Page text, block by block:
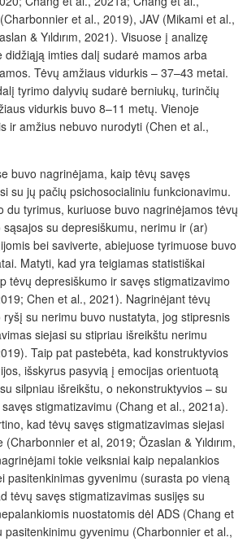
et al., 2019), JAV (Mikami et al.,
& Yıldırım, 2021). Visuose į analizę
didžiąją imties dalį sudarė mamos arba
Tėvų amžiaus vidurkis – 37–43 metai.
tyrimo dalyvių sudarė berniukų, turinčių
vidurkis buvo 8–11 metų. Vienoje
ir amžius nebuvo nurodyti (Chen et al.,
buvo nagrinėjama, kaip tėvų savęs
su jų pačių psichosocialiniu funkcionavimu.
du tyrimus, kuriuose buvo nagrinėjamos tėvų
su depresiškumu, nerimu ir (ar)
bei saviverte, abiejuose tyrimuose buvo
Matyti, kad yra teigiamas statistiškai
tėvų depresiškumo ir savęs stigmatizavimo
Chen et al., 2021). Nagrinėjant tėvų
su nerimu buvo nustatyta, jog stipresnis
siejasi su stipriau išreikštu nerimu
Taip pat pastebėta, kad konstruktyvios
išskyrus pasyvią į emocijas orientuotą
silpniau išreikštu, o nekonstruktyvios – su
stigmatizavimu (Chang et al., 2021a).
kad tėvų savęs stigmatizavimas siejasi
(Charbonnier et al, 2019; Özaslan & Yıldırım,
tokie veiksniai kaip nepalankios
pasitenkinimas gyvenimu (surasta po vieną
tėvų savęs stigmatizavimas susijęs su
nuostatomis dėl ADS (Chang et
gyvenimu (Charbonnier et al.,